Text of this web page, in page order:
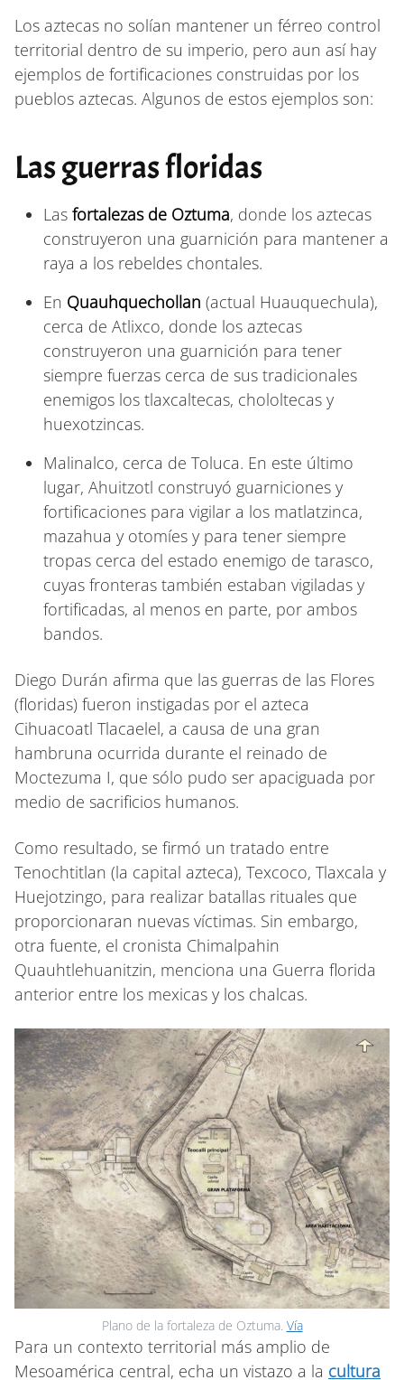
Los aztecas no solían mantener un férreo control
territorial dentro de su imperio, pero aun así hay
ejemplos de fortificaciones construidas por los
pueblos aztecas. Algunos de estos ejemplos son:
Las guerras floridas
Las fortalezas de Oztuma, donde los aztecas
construyeron una guarnición para mantener a
raya a los rebeldes chontales.
En Quauhquechollan (actual Huauquechula),
cerca de Atlixco, donde los aztecas
construyeron una guarnición para tener
siempre fuerzas cerca de sus tradicionales
enemigos los tlaxcaltecas, chololtecas y
huexotzincas.
Malinalco, cerca de Toluca. En este último
lugar, Ahuitzotl construyó guarniciones y
fortificaciones para vigilar a los matlatzinca,
mazahua y otomíes y para tener siempre
tropas cerca del estado enemigo de tarasco,
cuyas fronteras también estaban vigiladas y
fortificadas, al menos en parte, por ambos
bandos.
Diego Durán afirma que las guerras de las Flores
(floridas) fueron instigadas por el azteca
Cihuacoatl Tlacaelel, a causa de una gran
hambruna ocurrida durante el reinado de
Moctezuma I, que sólo pudo ser apaciguada por
medio de sacrificios humanos.
Como resultado, se firmó un tratado entre
Tenochtitlan (la capital azteca), Texcoco, Tlaxcala y
Huejotzingo, para realizar batallas rituales que
proporcionaran nuevas víctimas. Sin embargo,
otra fuente, el cronista Chimalpahin
Quauhtlehuanitzin, menciona una Guerra florida
anterior entre los mexicas y los chalcas.
Plano de la fortaleza de Oztuma. Vía
Para un contexto territorial más amplio de
Mesoamérica central, echa un vistazo a la cultura